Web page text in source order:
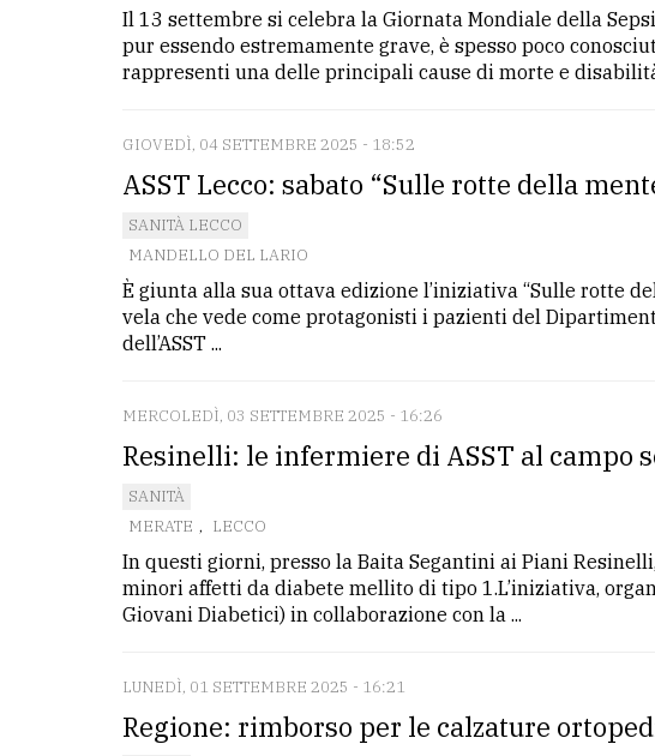
Il 13 settembre si celebra la Giornata Mondiale della
pur essendo estremamente grave, è spesso poco
rappresenti una delle principali cause di morte e
GIOVEDÌ, 04 SETTEMBRE 2025 - 18:52
ASST Lecco: sabato “Sulle rotte della
SANITÀ LECCO
MANDELLO DEL LARIO
È giunta alla sua ottava edizione l’iniziativa “Sulle rotte
vela che vede come protagonisti i pazienti del
dell’ASST ...
MERCOLEDÌ, 03 SETTEMBRE 2025 - 16:26
Resinelli: le infermiere di ASST al campo
SANITÀ
MERATE , LECCO
In questi giorni, presso la Baita Segantini ai Piani
minori affetti da diabete mellito di tipo 1.L’iniziativa,
Giovani Diabetici) in collaborazione con la ...
LUNEDÌ, 01 SETTEMBRE 2025 - 16:21
Regione: rimborso per le calzature